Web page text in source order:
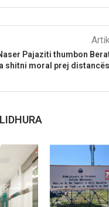
Pajaziti thumbon
shitni moral prej